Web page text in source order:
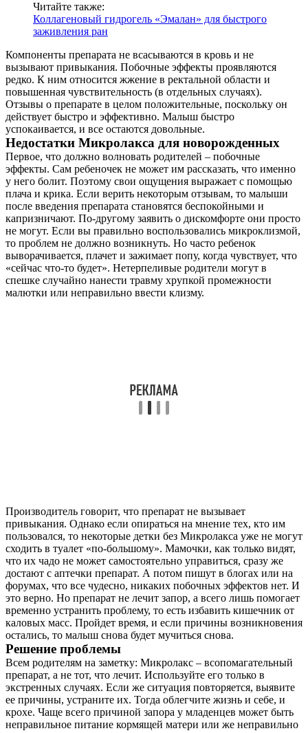
Читайте также:
Коллагеновый гидрогель «Эмалан» для быстрого
заживления ран
Компоненты препарата не всасываются в кровь и не
вызывают привыкания. Побочные эффекты проявляются
редко. К ним относится жжение в ректальной области и
повышенная чувствительность (в отдельных случаях).
Отзывы о препарате в целом положительные, поскольку он
действует быстро и эффективно. Малыш быстро
успокаивается, и все остаются довольные.
Недостатки Микролакса для новорожденных
Первое, что должно волновать родителей – побочные
эффекты. Сам ребеночек не может им рассказать, что именно
у него болит. Поэтому свои ощущения выражает с помощью
плача и крика. Если верить некоторым отзывам, то малыши
после введения препарата становятся беспокойными и
капризничают. По-другому заявить о дискомфорте они просто
не могут. Если вы правильно воспользовались микроклизмой,
то проблем не должно возникнуть. Но часто ребенок
выворачивается, плачет и зажимает попу, когда чувствует, что
«сейчас что-то будет». Нетерпеливые родители могут в
спешке случайно нанести травму хрупкой промежности
малютки или неправильно ввести клизму.
Производитель говорит, что препарат не вызывает
привыкания. Однако если опираться на мнение тех, кто им
пользовался, то некоторые детки без Микролакса уже не могут
сходить в туалет «по-большому». Мамочки, как только видят,
что их чадо не может самостоятельно управиться, сразу же
достают с аптечки препарат. А потом пишут в блогах или на
форумах, что все чудесно, никаких побочных эффектов нет. И
это верно. Но препарат не лечит запор, а всего лишь помогает
временно устранить проблему, то есть избавить кишечник от
каловых масс. Пройдет время, и если причины возникновения
остались, то малыш снова будет мучиться снова.
Решение проблемы
Всем родителям на заметку: Микролакс – всопомагательный
препарат, а не тот, что лечит. Используйте его только в
экстренных случаях. Если же ситуация повторяется, выявите
ее причины, устраните их. Тогда облегчите жизнь и себе, и
крохе. Чаще всего причиной запора у младенцев может быть
неправильное питание кормящей матери или же неправильно